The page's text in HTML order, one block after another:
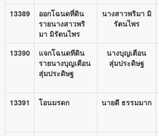
13389
ออกโฉนดที่ดิน
รายนางสาวพริ
มา มิรัตนไพร
นางสาวพริมา มิ
รัตนไพร
13390
แจกโฉนดทีดิน
รายนางบุญเตือน
สุ่มประดิษฐ
นางบุญเตือน
สุ่มประดิษฐ
13391 โอนมรดก นายดี ธรรมมาก